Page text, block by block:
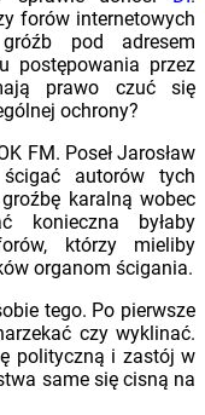
forów internetowych
pod adresem
postępowania przez
prawo czuć się
ochrony?
FM. Poseł Jarosław
autorów tych
karalną wobec
byłaby
którzy mieliby
organom ścigania.
tego. Po pierwsze
czy wyklinać.
polityczną i zastój w
same się cisną na